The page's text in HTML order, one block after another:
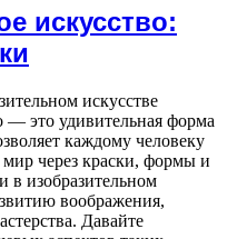
искусство:
искусстве
— это удивительная форма
каждому человеку
через краски, формы и
в изобразительном
воображения,
Давайте